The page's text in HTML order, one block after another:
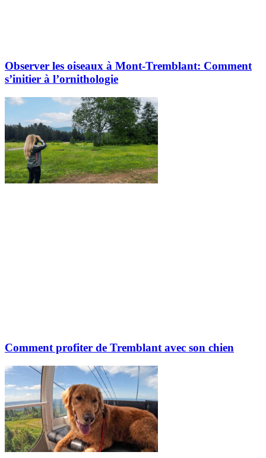
Observer les oiseaux à Mont-Tremblant: Comment
s’initier à l’ornithologie
Comment profiter de Tremblant avec son chien